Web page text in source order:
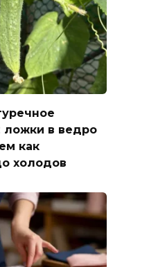
ложки в ведро
как
холодов